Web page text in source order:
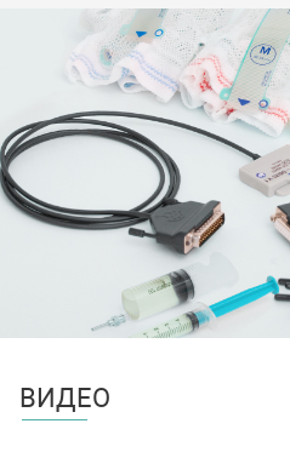
разъему основного адаптера
ВИДЕО